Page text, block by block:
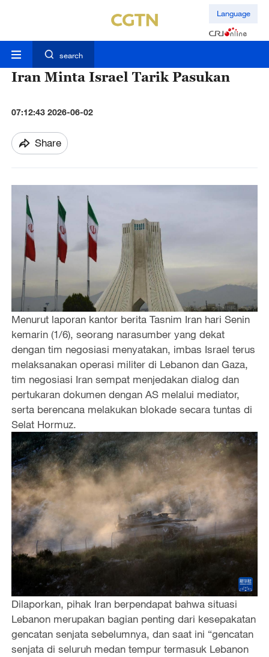
Language
search
Iran Minta Israel Tarik Pasukan
07:12:43 2026-06-02
Share
Menurut laporan kantor berita Tasnim Iran hari Senin
kemarin (1/6), seorang narasumber yang dekat
dengan tim negosiasi menyatakan, imbas Israel terus
melaksanakan operasi militer di Lebanon dan Gaza,
tim negosiasi Iran sempat menjedakan dialog dan
pertukaran dokumen dengan AS melalui mediator,
serta berencana melakukan blokade secara tuntas di
Selat Hormuz.
Dilaporkan, pihak Iran berpendapat bahwa situasi
Lebanon merupakan bagian penting dari kesepakatan
gencatan senjata sebelumnya, dan saat ini “gencatan
senjata di seluruh medan tempur termasuk Lebanon